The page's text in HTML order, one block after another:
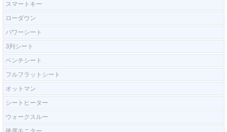
スマートキー
ローダウン
パワーシート
3列シート
ベンチシート
フルフラットシート
オットマン
シートヒーター
ウォークスルー